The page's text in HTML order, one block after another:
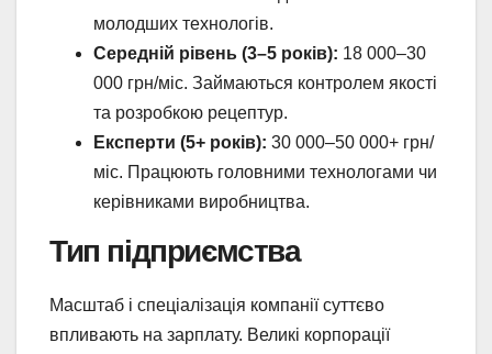
молодших технологів.
Середній рівень (3–5 років): 18 000–30
000 грн/міс. Займаються контролем якості
та розробкою рецептур.
Експерти (5+ років): 30 000–50 000+ грн/
міс. Працюють головними технологами чи
керівниками виробництва.
Тип підприємства
Масштаб і спеціалізація компанії суттєво
впливають на зарплату. Великі корпорації